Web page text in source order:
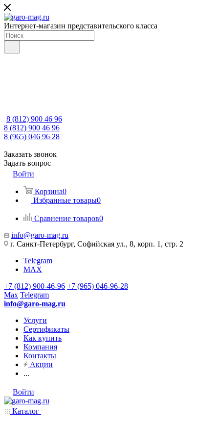
Интернет-магазин представительского класса
8 (812) 900 46 96
8 (812) 900 46 96
8 (965) 046 96 28
Заказать звонок
Задать вопрос
Войти
Корзина0
Избранные товары0
Сравнение товаров0
info@garo-mag.ru
г. Санкт-Петербург, Софийская ул., 8, корп. 1, стр. 2
Telegram
MAX
+7 (812) 900-46-96 +7 (965) 046-96-28
Max Telegram
info@garo-mag.ru
Услуги
Сертификаты
Как купить
Компания
Контакты
Акции
...
Войти
Каталог